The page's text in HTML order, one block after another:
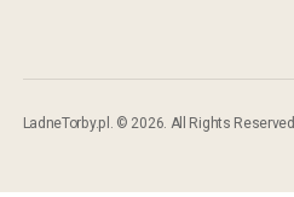
LadneTorby.pl. © 2026. All Rights Reserved